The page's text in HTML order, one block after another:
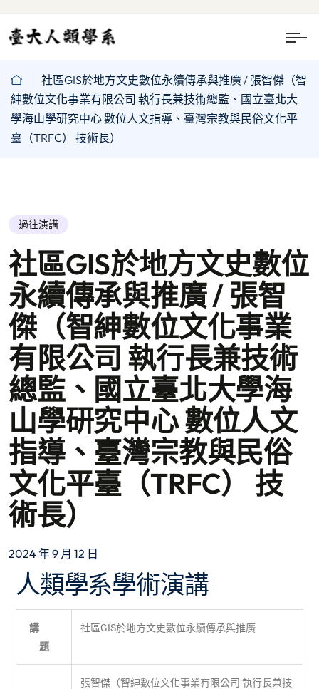
社區GIS於地方文史數位永續傳承與推廣 / 張智傑（智
紳數位文化事業有限公司 執行長兼技術總監、國立臺北大
學海山學研究中心 數位人文指導、臺灣宗教與民俗文化平
臺（TRFC） 技術長）
過往演講
社區GIS於地方文史數位
永續傳承與推廣 / 張智
傑（智紳數位文化事業
有限公司 執行長兼技術
總監、國立臺北大學海
山學研究中心 數位人文
指導、臺灣宗教與民俗
文化平臺（TRFC） 技
術長）
2024 年 9 月 12 日
人類學系學術演講
講
題
社區GIS於地方文史數位永續傳承與推廣
張智傑（智紳數位文化事業有限公司 執行長兼技